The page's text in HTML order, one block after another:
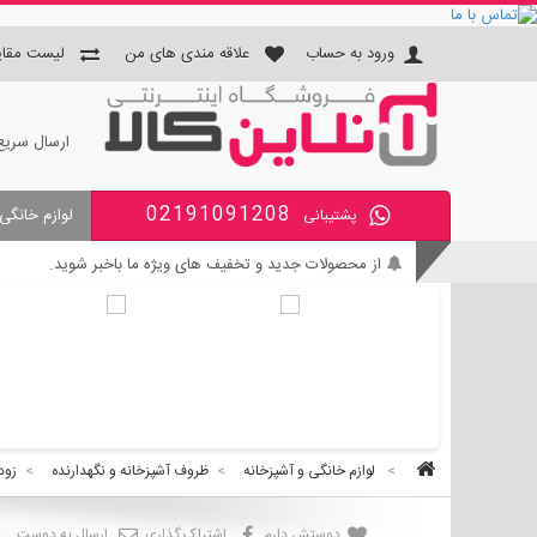
ورود به حساب علاقه مندی های من لیست
ارسال
پشتیبانی 02191091208 لوازم
از محصولات جدید و تخفیف های ویژه ما باخبر شوید.
بی واسطه و مطمئن خرید کنید.
> لوازم خانگی و آشپزخانه > ظروف آشپزخانه و نگهدارنده >